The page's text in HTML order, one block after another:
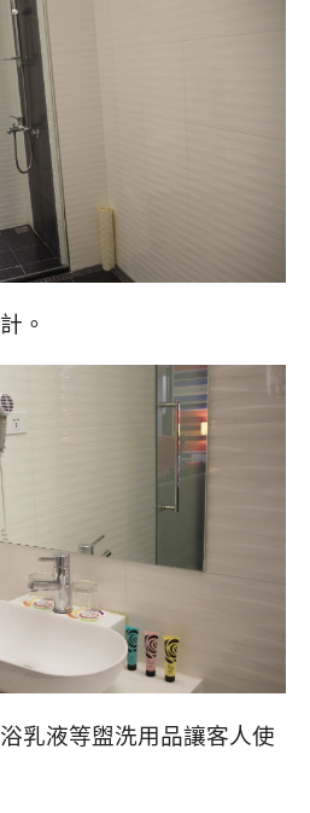
。
乳液等盥洗用品讓客人使